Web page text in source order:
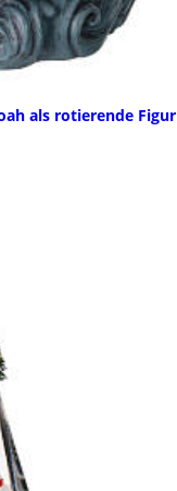
als rotierende